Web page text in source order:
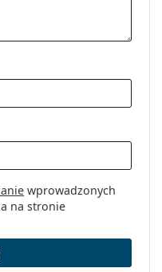
wprowadzonych
na stronie